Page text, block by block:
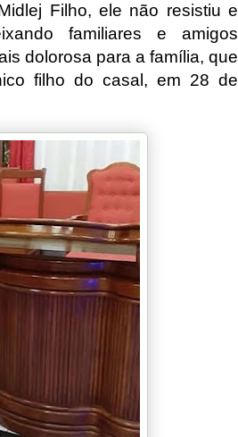
Filho, ele não resistiu e
familiares e amigos
dolorosa para a família, que
filho do casal, em 28 de